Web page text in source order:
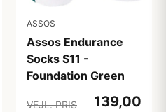
ASSOS
Assos Endurance
Socks S11 -
Foundation Green
VEJL. PRIS
139,00